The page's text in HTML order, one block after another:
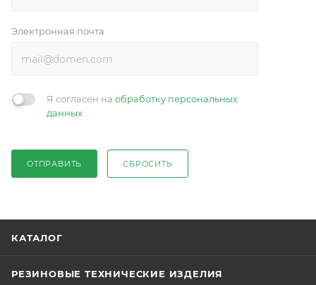
Электронная почта
Я согласен на обработку персональных
данных
ОТПРАВИТЬ СБРОСИТЬ
КАТАЛОГ
РЕЗИНОВЫЕ ТЕХНИЧЕСКИЕ ИЗДЕЛИЯ